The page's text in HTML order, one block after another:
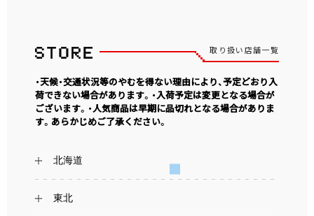
取り扱い店舗一覧
・天候・交通状況等のやむを得ない理由により、予定どおり入
荷できない場合があります。・入荷予定は変更となる場合が
ございます。・人気商品は早期に品切れとなる場合がありま
す。あらかじめご了承ください。
北海道
東北